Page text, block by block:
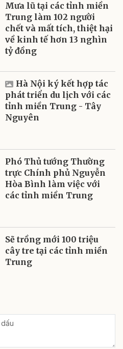
Mưa lũ tại các tỉnh miền
Trung làm 102 người
chết và mất tích, thiệt hại
về kinh tế hơn 13 nghìn
tỷ đồng
Hà Nội ký kết hợp tác
phát triển du lịch với các
tỉnh miền Trung - Tây
Nguyên
Phó Thủ tướng Thường
trực Chính phủ Nguyễn
Hòa Bình làm việc với
các tỉnh miền Trung
Sẽ trồng mới 100 triệu
cây tre tại các tỉnh miền
Trung